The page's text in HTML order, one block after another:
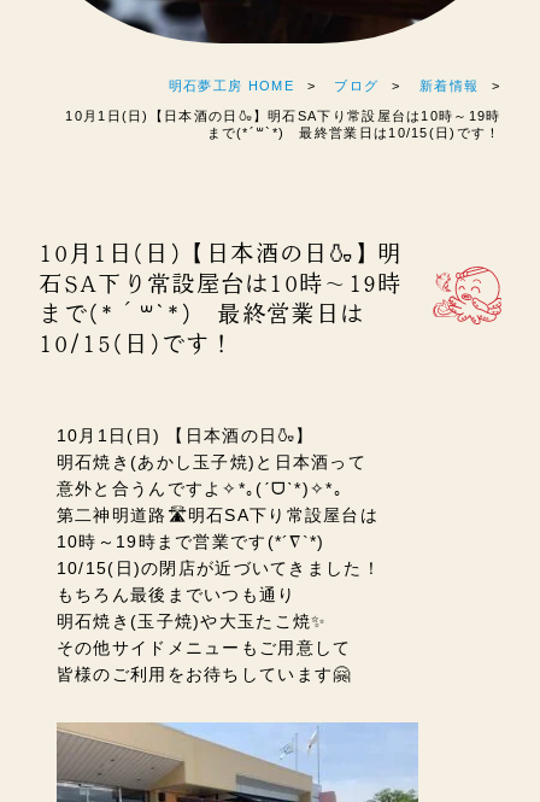
明石夢工房 HOME ブログ 新着情報
10月1日(日)【日本酒の日🍶】明石SA下り常設屋台は10時～19時
まで(*´꒳`*) 最終営業日は10/15(日)です！
10月1日(日)【日本酒の日🍶】明
石SA下り常設屋台は10時～19時
まで(*´꒳`*) 最終営業日は
10/15(日)です！
10月1日(日) 【日本酒の日🍶】
明石焼き(あかし玉子焼)と日本酒って
意外と合うんですよ✧*｡(ˊᗜˋ*)✧*｡
第二神明道路🛣️明石SA下り常設屋台は
10時～19時まで営業です(*´∇`*)
10/15(日)の閉店が近づいてきました！
もちろん最後までいつも通り
明石焼き(玉子焼)や大玉たこ焼✨
その他サイドメニューもご用意して
皆様のご利用をお待ちしています🤗